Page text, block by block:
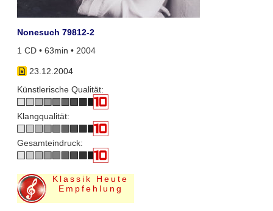
Nonesuch 79812-2
1 CD • 63min • 2004
23.12.2004
Künstlerische Qualität:
Klangqualität:
Gesamteindruck:
Klassik Heute
Empfehlung